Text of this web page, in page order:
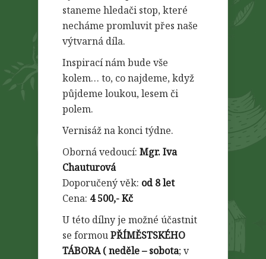
staneme hledači stop, které
necháme promluvit přes naše
výtvarná díla.
Inspirací nám bude vše
kolem… to, co najdeme, když
půjdeme loukou, lesem či
polem.
Vernisáž na konci týdne.
Oborná vedoucí: Mgr. Iva
Chauturová
Doporučený věk: od 8 let
Cena: 4 500,- Kč
U této dílny je možné účastnit
se formouPŘÍMĚSTSKÉHO
TÁBORA ( neděle– sobota; v